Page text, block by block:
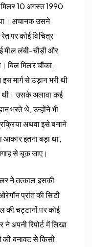
मिलर 10 अगस्त 1990
था। अचानक उसने
पर कोई विचित्र
लंबी-चौड़ी और
बिल मिलर चौंका,
मार्ग से उड़ान भरी थी
थी। उसके अलावा कई
भरते थे, उन्होंने भी
अथवा इसे बनाने
आकार इतना बड़ा था,
से चूक जाए।
ने तत्काल इसकी
प्रांत की सिटी
की चट्टानों पर कोई
अपनी रिपोर्ट में लिखा
बनावट से किसी